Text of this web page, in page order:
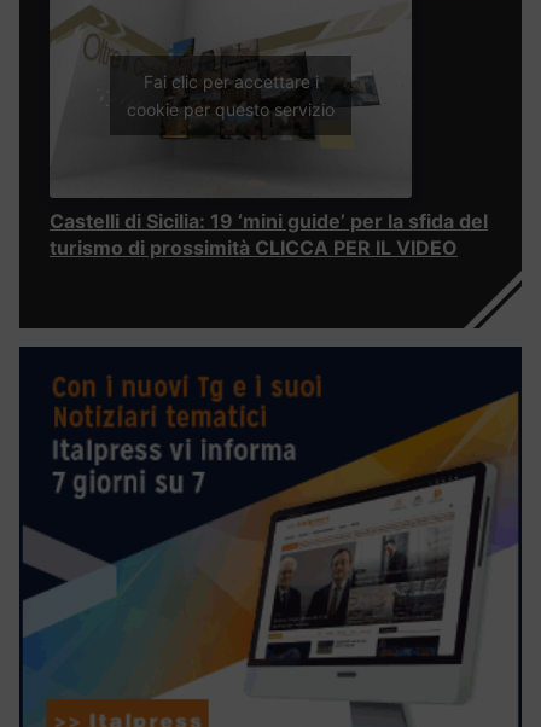
Fai clic per accettare i
cookie per questo servizio
Castelli di Sicilia: 19 ‘mini guide’ per la sfida del
turismo di prossimità CLICCA PER IL VIDEO